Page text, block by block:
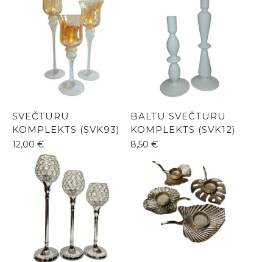
SVEČTURU
KOMPLEKTS (SVK93)
12,00 €
BALTU SVEČTURU
KOMPLEKTS (SVK12)
8,50 €